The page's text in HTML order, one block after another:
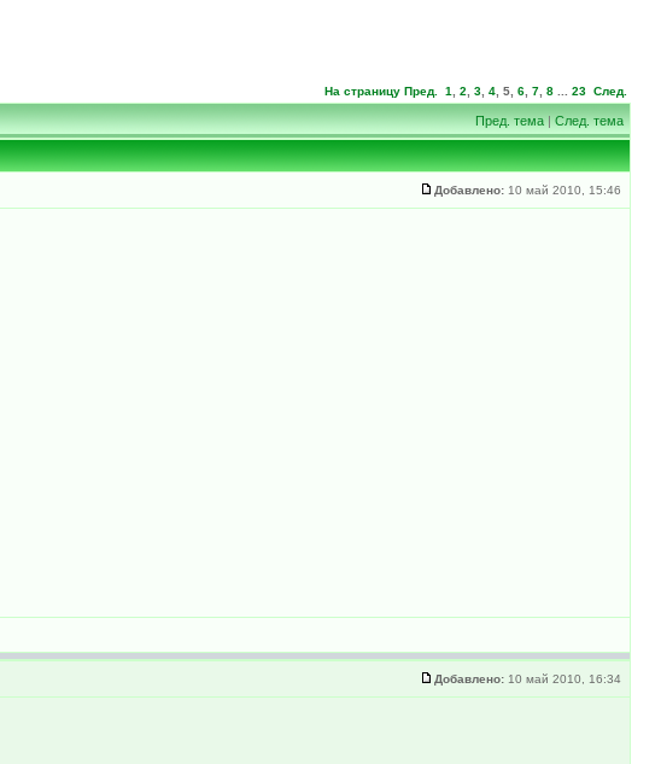
На страницу Пред. 1 2 3 4 5 6 7 8 23 След.
Пред. тема|След. тема
Добавлено: 10 май 2010, 15:46
Добавлено: 10 май 2010, 16:34